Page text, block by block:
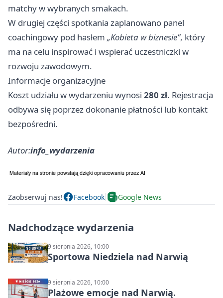
matchy w wybranych smakach.
W drugiej części spotkania zaplanowano panel
coachingowy pod hasłem „Kobieta w biznesie”, który
ma na celu inspirować i wspierać uczestniczki w
rozwoju zawodowym.
Informacje organizacyjne
Koszt udziału w wydarzeniu wynosi 280 zł. Rejestracja
odbywa się poprzez dokonanie płatności lub kontakt
bezpośredni.
Autor:info_wydarzenia
Zaobserwuj nas! Facebook Google News
Nadchodzące wydarzenia
9 sierpnia 2026, 10:00
Sportowa Niedziela nad Narwią
9 sierpnia 2026, 10:00
Plażowe emocje nad Narwią.